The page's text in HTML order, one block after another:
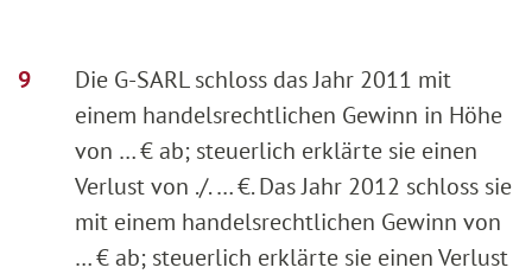
Die G-SARL schloss das Jahr 2011 mit
einem handelsrechtlichen Gewinn in Höhe
von … € ab; steuerlich erklärte sie einen
Verlust von ./. … €. Das Jahr 2012 schloss sie
mit einem handelsrechtlichen Gewinn von
… € ab; steuerlich erklärte sie einen Verlust